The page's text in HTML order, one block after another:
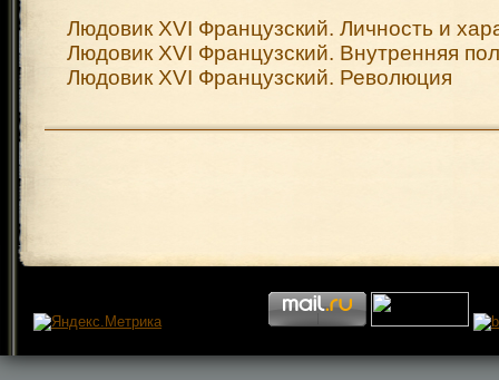
Людовик XVI Французский. Личность и
Людовик XVI Французский. Внутренняя
Людовик XVI Французский. Революция